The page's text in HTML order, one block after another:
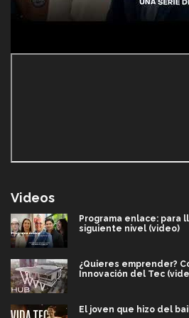
Videos
Programa enlace: para
siguiente nivel (video)
¿Quieres emprender?
Innovación del Tec
El joven que hizo del